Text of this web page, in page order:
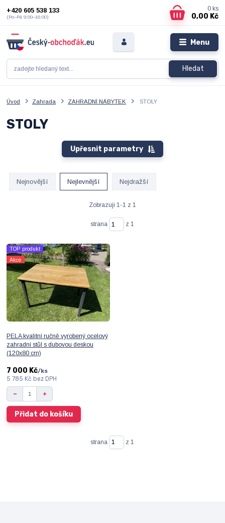
Menu
Hledat
+420 605 538 133
(Po–Pá 9:00–16:00)
0 ks
0,00 Kč
Úvod Zahrada ZAHRADNÍ NÁBYTEK STOLY
STOLY
Upřesnit parametry
Nejnovější Nejlevnější Nejdražší
Zobrazuji 1-1 z 1
strana z 1
TOP produkt
Akce
PELA kvalitní ručně vyrobený ocelový
zahradní stůl s dubovou deskou
(120x80 cm)
7 000 Kč/ks
5 785 Kč bez DPH
Přidat do košíku
strana z 1